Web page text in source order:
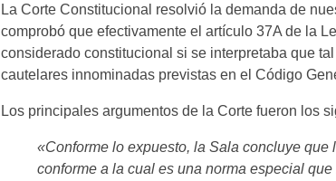
La Corte Constitucional resolvió la demanda de
comprobó que efectivamente el artículo 37A de la
considerado constitucional si se interpretaba que
cautelares innominadas previstas en el Código
Los principales argumentos de la Corte fueron los
«Conforme lo expuesto, la Sala concluye
conforme a la cual es una norma especial